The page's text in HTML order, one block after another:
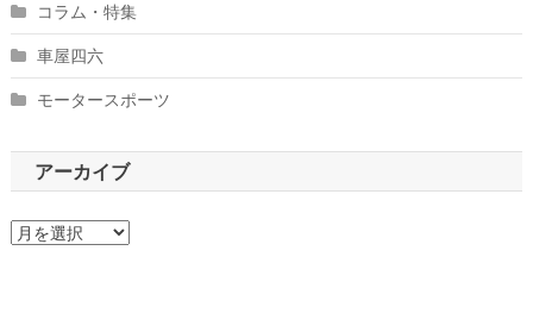
コラム・特集
車屋四六
モータースポーツ
アーカイブ
ア